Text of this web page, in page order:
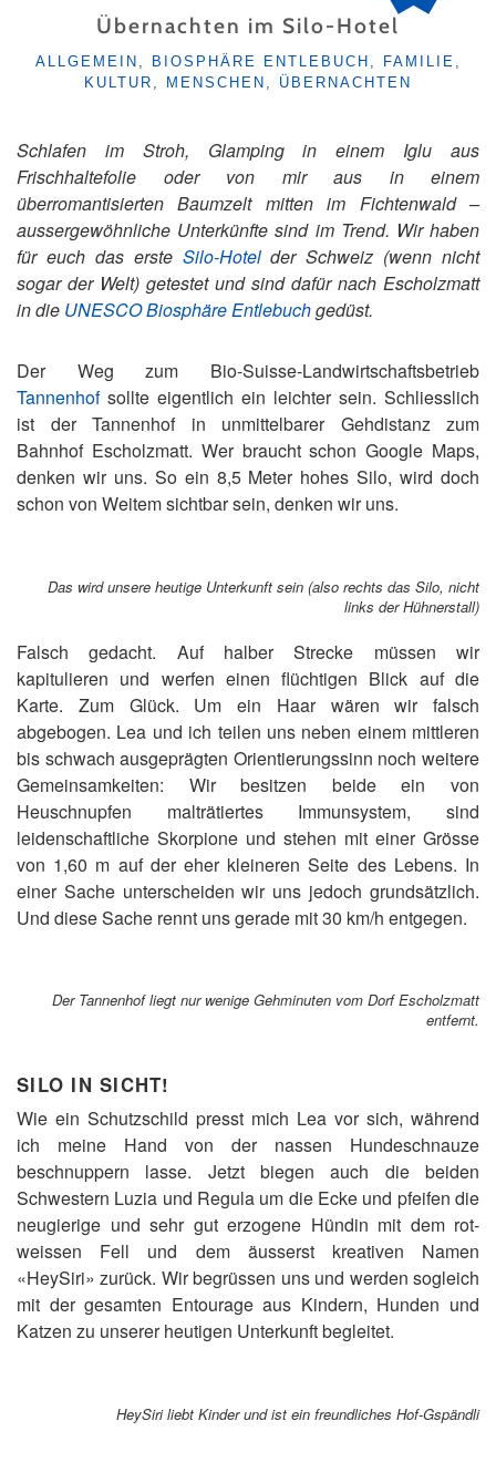
Übernachten im Silo-Hotel
KATEGORIEN
ALLGEMEIN , BIOSPHÄRE ENTLEBUCH , FAMILIE ,
KULTUR , MENSCHEN , ÜBERNACHTEN
Schlafen im Stroh, Glamping in einem Iglu aus
Frischhaltefolie oder von mir aus in einem
überromantisierten Baumzelt mitten im Fichtenwald –
aussergewöhnliche Unterkünfte sind im Trend. Wir haben
für euch das erste Silo-Hotelder Schweiz (wenn nicht
sogar der Welt) getestet und sind dafür nach Escholzmatt
in die UNESCO Biosphäre Entlebuchgedüst.
Der Weg zum Bio-Suisse-Landwirtschaftsbetrieb
Tannenhofsollte eigentlich ein leichter sein. Schliesslich
ist der Tannenhof in unmittelbarer Gehdistanz zum
Bahnhof Escholzmatt. Wer braucht schon Google Maps,
denken wir uns. So ein 8,5 Meter hohes Silo, wird doch
schon von Weitem sichtbar sein, denken wir uns.
Das wird unsere heutige Unterkunft sein (also rechts das Silo, nicht
links der Hühnerstall)
Falsch gedacht. Auf halber Strecke müssen wir
kapitulieren und werfen einen flüchtigen Blick auf die
Karte. Zum Glück. Um ein Haar wären wir falsch
abgebogen. Lea und ich teilen uns neben einem mittleren
bis schwach ausgeprägten Orientierungssinn noch weitere
Gemeinsamkeiten: Wir besitzen beide ein von
Heuschnupfen malträtiertes Immunsystem, sind
leidenschaftliche Skorpione und stehen mit einer Grösse
von 1,60 m auf der eher kleineren Seite des Lebens. In
einer Sache unterscheiden wir uns jedoch grundsätzlich.
Und diese Sache rennt uns gerade mit 30 km/h entgegen.
Der Tannenhof liegt nur wenige Gehminuten vom Dorf Escholzmatt
entfernt.
SILO IN SICHT!
Wie ein Schutzschild presst mich Lea vor sich, während
ich meine Hand von der nassen Hundeschnauze
beschnuppern lasse. Jetzt biegen auch die beiden
Schwestern Luzia und Regula um die Ecke und pfeifen die
neugierige und sehr gut erzogene Hündin mit dem rot-
weissen Fell und dem äusserst kreativen Namen
«HeySiri» zurück. Wir begrüssen uns und werden sogleich
mit der gesamten Entourage aus Kindern, Hunden und
Katzen zu unserer heutigen Unterkunft begleitet.
HeySiri liebt Kinder und ist ein freundliches Hof-Gspändli